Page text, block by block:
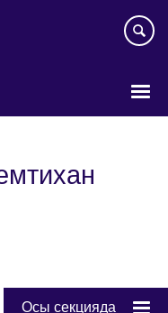
Осы секцияда